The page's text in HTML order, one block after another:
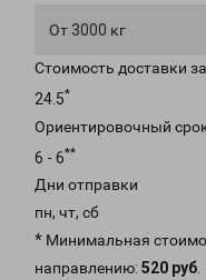
От 3000 кг
Стоимость доставки
24.5*
Ориентировочный
6 - 6**
Дни отправки
пн, чт, сб
* Минимальная
направлению: 520 руб.